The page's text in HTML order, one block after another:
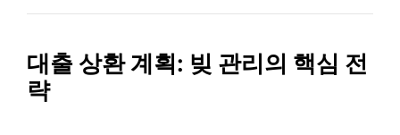
대출 상환 계획: 빚 관리의 핵심 전
략